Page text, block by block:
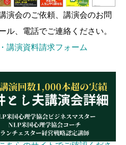
演会のご依頼、講演会のお問
ル、電話でご連絡ください。
講演資料請求フォーム